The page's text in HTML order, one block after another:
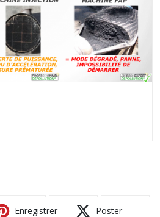
Enregistrer Poster